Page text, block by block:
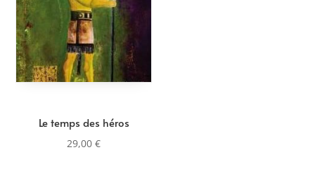
Le temps des héros
29,00€